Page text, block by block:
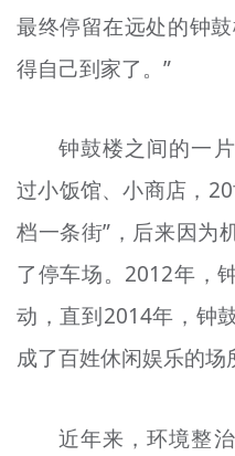
最终停留在远处的钟
得自己到家了。”
钟鼓楼之间的一片
过小饭馆、小商店，
档一条街”，后来因为
了停车场。2012年，
动，直到2014年，钟
成了百姓休闲娱乐的场
近年来，环境整